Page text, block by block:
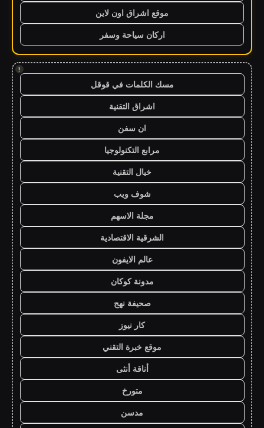
موقع اشراق اون لاين
اركان سياحة وسفر
!
مسك الكلمات في قوقل
اشراق التقنية
ان سفن
مرابع التكنولوجيا
خيال التقنية
شوف ويب
مجلة الاسهم
الشرقية الاقتصادية
عالم الايفون
مدونة كوكان
صحيفة نهج
كار نيوز
موقع خبرة التقني
أناقة أنثى
متورخ
مدسن